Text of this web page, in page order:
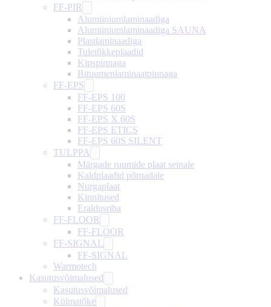
FF-PIR
Alumiiniumlaminaadiga
Alumiiniumlaminaadiga SAUNA
Plastlaminaadiga
Tuletõkkeplaadid
Kipspinnaga
Bituumenlaminaatpinnaga
FF-EPS
FF-EPS 100
FF-EPS 60S
FF-EPS X 60S
FF-EPS ETICS
FF-EPS 60S SILENT
TULPPA
Märgade ruumide plaat seinale
Kaldplaadid põrnadale
Nurgaplaat
Kinnitused
Eraldusriba
FF-FLOOR
FF-FLOOR
FF-SIGNAL
FF-SIGNAL
Warmotech
Kasutusvõimalused
Kasutusvõimalused
Külmatõke